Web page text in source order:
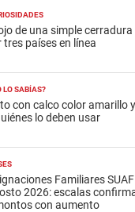
de una simple
tres países en línea
LO SABÍAS?
con calco color amarillo
lo deben usar
Familiares SUAF
2026: escalas
con aumento